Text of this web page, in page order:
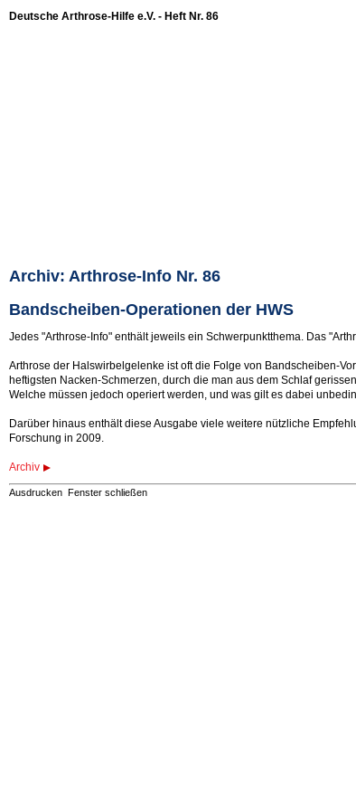
Deutsche Arthrose-Hilfe e.V. - Heft Nr. 86
Archiv: Arthrose-Info Nr. 86
Bandscheiben-Operationen der HWS
Jedes "Arthrose-Info" enthält jeweils ein Schwerpunktthema. Das
Arthrose der Halswirbelgelenke ist oft die Folge von Bandscheiben-
heftigsten Nacken-Schmerzen, durch die man aus dem Schlaf
Welche müssen jedoch operiert werden, und was gilt es dabei
Darüber hinaus enthält diese Ausgabe viele weitere nützliche
Forschung in 2009.
Archiv
Ausdrucken Fenster schließen